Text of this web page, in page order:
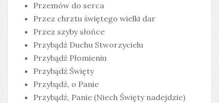
Przemów do serca
Przez chrztu świętego wielki dar
Przez szyby słońce
Przybądź Duchu Stworzycielu
Przybądź Płomieniu
Przybądź Święty
Przybądź, o Panie
Przybądź, Panie (Niech Święty nadejdzie)